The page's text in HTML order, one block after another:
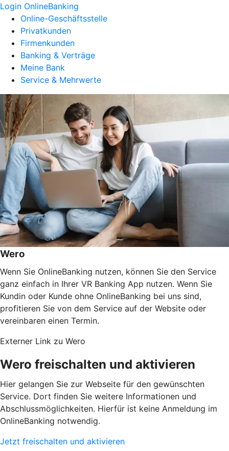
Login OnlineBanking
Online-Geschäftsstelle
Privatkunden
Firmenkunden
Banking & Verträge
Meine Bank
Service & Mehrwerte
Wero
Wenn Sie OnlineBanking nutzen, können Sie den Service
ganz einfach in Ihrer VR Banking App nutzen. Wenn Sie
Kundin oder Kunde ohne OnlineBanking bei uns sind,
profitieren Sie von dem Service auf der Website oder
vereinbaren einen Termin.
Externer Link zu Wero
Wero freischalten und aktivieren
Hier gelangen Sie zur Webseite für den gewünschten
Service. Dort finden Sie weitere Informationen und
Abschlussmöglichkeiten. Hierfür ist keine Anmeldung im
OnlineBanking notwendig.
Jetzt freischalten und aktivieren